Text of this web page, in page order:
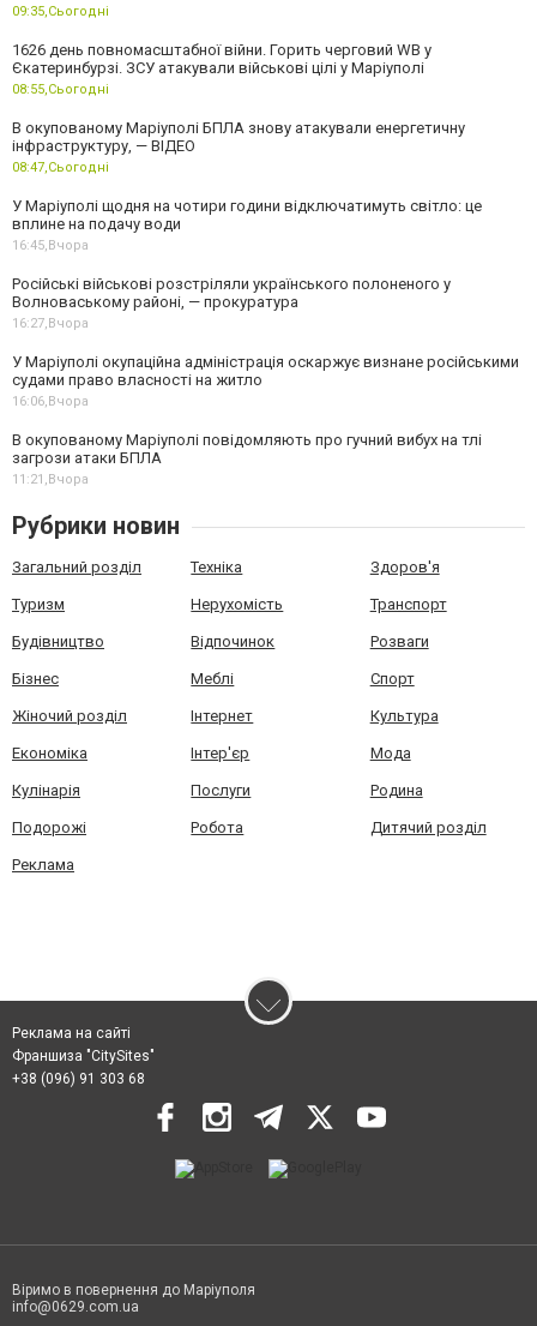
09:35,Сьогодні
1626 день повномасштабної війни. Горить черговий WB у
Єкатеринбурзі. ЗСУ атакували військові цілі у Маріуполі
08:55,Сьогодні
В окупованому Маріуполі БПЛА знову атакували енергетичну
інфраструктуру, — ВІДЕО
08:47,Сьогодні
У Маріуполі щодня на чотири години відключатимуть світло: це
вплине на подачу води
16:45,Вчора
Російські військові розстріляли українського полоненого у
Волноваському районі, — прокуратура
16:27,Вчора
У Маріуполі окупаційна адміністрація оскаржує визнане російськими
судами право власності на житло
16:06,Вчора
В окупованому Маріуполі повідомляють про гучний вибух на тлі
загрози атаки БПЛА
11:21,Вчора
Рубрики новин
Загальний розділ Техніка Здоров'я
Туризм Нерухомість Транспорт
Будівництво Відпочинок Розваги
Бізнес Меблі Спорт
Жіночий розділ Інтернет Культура
Економіка Інтер'єр Мода
Кулінарія Послуги Родина
Подорожі Робота Дитячий розділ
Реклама
Реклама на сайті
Франшиза "CitySites"
+38 (096) 91 303 68
Віримо в повернення до Маріуполя
info@0629.com.ua